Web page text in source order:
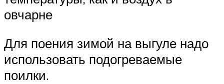
овчарне
Для поения зимой на выгуле надо
использовать подогреваемые
поилки.